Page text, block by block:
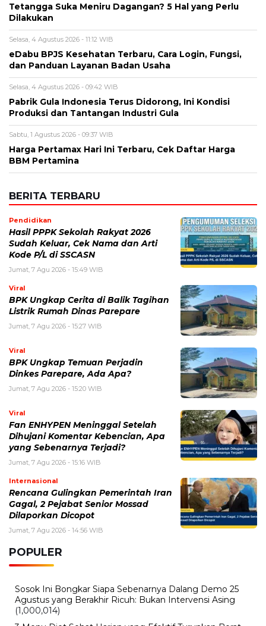
Selasa, 4 Agustus 2026 - 09:42 WIB
Pabrik Gula Indonesia Terus Didorong, Ini Kondisi
Produksi dan Tantangan Industri Gula
Sabtu, 1 Agustus 2026 - 09:37 WIB
Harga Pertamax Hari Ini Terbaru, Cek Daftar Harga
BBM Pertamina
BERITA TERBARU
Pendidikan
Hasil PPPK Sekolah Rakyat 2026
Sudah Keluar, Cek Nama dan Arti
Jumat, 7 Agu 2026 - 15:49 WIB
Viral
BPK Ungkap Cerita di Balik Tagihan
Listrik Rumah Dinas Parepare
Jumat, 7 Agu 2026 - 15:27 WIB
BPK Ungkap Temuan Perjadin
Dinkes Parepare, Ada Apa?
Fan ENHYPEN Meninggal Setelah
Dihujani Komentar Kebencian, Apa
yang Sebenarnya Terjadi?
Jumat, 7 Agu 2026 - 15:16 WIB
Internasional
Rencana Gulingkan Pemerintah Iran
Gagal, 2 Pejabat Senior Mossad
Dilaporkan Dicopot
Jumat, 7 Agu 2026 - 14:56 WIB
POPULER
Sosok Ini Bongkar Siapa Sebenarnya Dalang Demo 25
Agustus yang Berakhir Ricuh: Bukan Intervensi Asing
3 Menu Diet Sehat Harian yang Efektif Turunkan Berat
Badan Menjadi Ideal, Wajib dicoba!
10 Teknik Ngepet Halal
(813,796)
Cara Download dan Install Bios AetherSX2 PS2 (702,349)
5 Resep Cumi yang Mantul dan Mudah Dimasak